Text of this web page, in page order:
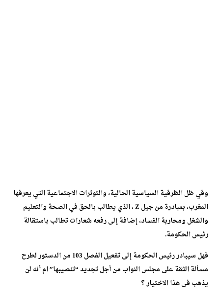
وفي ظل الظرفية السياسية الحالية، والتوترات الاجتماعية التي يعرفها
المغرب، بمبادرة من جيل Z ، الذي يطالب بالحق في الصحة والتعليم
والشغل ومحاربة الفساد، إضافة إلى رفعه شعارات تطالب باستقالة
رئيس الحكومة.
فهل سيبادر رئيس الحكومة إلى تفعيل الفصل 103 من الدستور لطرح
مسألة الثقة على مجلس النواب من أجل تجديد “تنصيبها” ام أنه لن
يذهب في هذا الاختيار ؟